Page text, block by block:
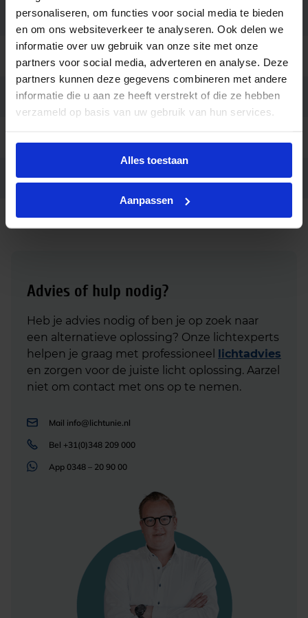
personaliseren, om functies voor social media te bieden
en om ons websiteverkeer te analyseren. Ook delen we
informatie over uw gebruik van onze site met onze
partners voor social media, adverteren en analyse. Deze
partners kunnen deze gegevens combineren met andere
informatie die u aan ze heeft verstrekt of die ze hebben
verzameld op basis van uw gebruik van hun services.
Alles toestaan
Aanpassen
Voorschakelappar
aat
Netspanning (AC mains)
Merk Saled
Ean code 129007401002
Advies of hulp nodig?
Heb je advies nodig of ben je op zoek naar
een alternatieve oplossing? Onze lichtexperts
helpen je graag met professioneel lichtadvies
en zorgen voor de juiste licht oplossing. Aarzel
niet om contact met ons op te nemen.
Mail info@lichtunie.nl
Bel +31(0)348 209 000
App 0348 – 20 90 00